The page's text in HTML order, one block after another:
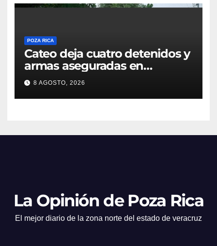
POZA RICA
Cateo deja cuatro detenidos y
armas aseguradas en
Papantla
8 AGOSTO, 2026
La Opinión de Poza Rica
El mejor diario de la zona norte del estado de veracruz